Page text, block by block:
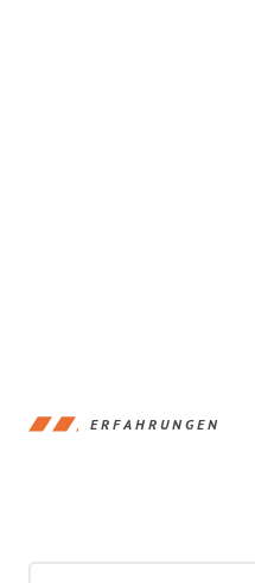
ERFAHRUNGEN